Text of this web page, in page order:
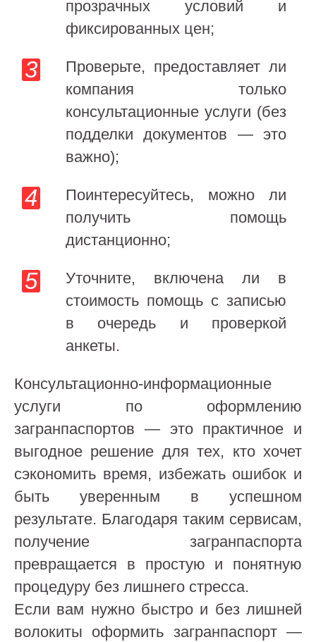
прозрачных условий и
фиксированных цен;
Проверьте, предоставляет ли
компания только
консультационные услуги (без
подделки документов — это
важно);
Поинтересуйтесь, можно ли
получить помощь
дистанционно;
Уточните, включена ли в
стоимость помощь с записью
в очередь и проверкой
анкеты.
Консультационно-информационные
услуги по оформлению
загранпаспортов — это практичное и
выгодное решение для тех, кто хочет
сэкономить время, избежать ошибок и
быть уверенным в успешном
результате. Благодаря таким сервисам,
получение загранпаспорта
превращается в простую и понятную
процедуру без лишнего стресса.
Если вам нужно быстро и без лишней
волокиты оформить загранпаспорт —